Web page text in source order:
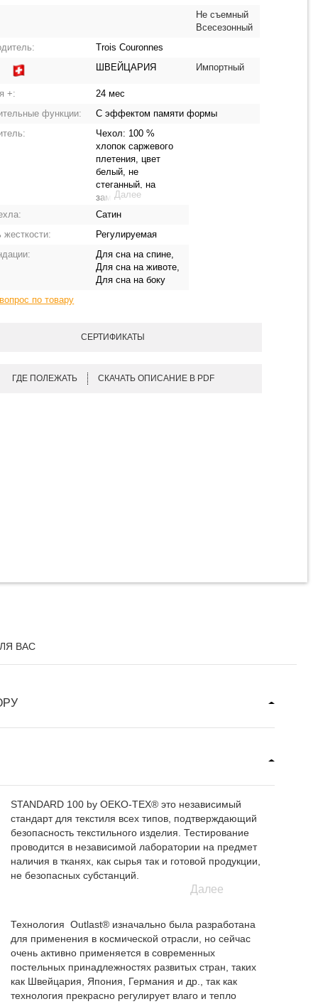
Не съемный
Всесезонный
Trois Couronnes
ШВЕЙЦАРИЯ Импортный
+:
24 мес
функции:
С эффектом памяти формы
Чехол: 100 %
хлопок саржевого
плетения, цвет
белый, не
стеганный, на
замке - молнии
Наполнитель: 100
гипоаллергенное
волокно
MemoryPuffTM с
эфектом пямяти
формы.
Далее
Сатин
жесткости:
Регулируемая
Для сна на спине,
Для сна на животе,
Для сна на боку
по товару
СЕРТИФИКАТЫ
ГДЕ ПОЛЕЖАТЬ СКАЧАТЬ ОПИСАНИЕ В PDF
ВАС
STANDARD 100 by OEKO-TEX® это независимый
стандарт для текстиля всех типов, подтверждающий
безопасность текстильного изделия. Тестирование
проводится в независимой лаборатории на предмет
наличия в тканях, как сырья так и готовой продукции,
не безопасных субстанций.
Далее
Технология Outlast® изначально была разработана
для применения в космической отрасли, но сейчас
очень активно применяется в современных
постельных принадлежностях развитых стран, таких
как Швейцария, Япония, Германия и др., так как
технология прекрасно регулирует влаго и тепло